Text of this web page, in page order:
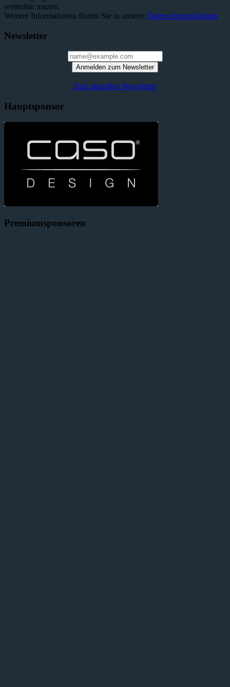
weiterhin nutzen.
Weitere Informationen finden Sie in unserer Datenschutzerklärung
Newsletter
Anmelden zum Newsletter
Zum aktuellen Newsletter
Hauptsponsor
Premiumsponsoren